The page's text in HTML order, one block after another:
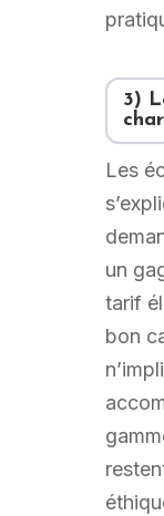
3)
Les
un
tarif
bon